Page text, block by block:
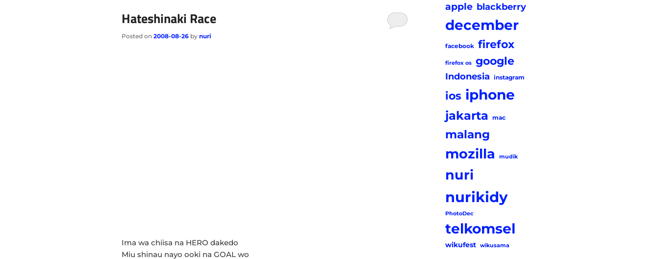
Hateshinaki Race
Posted on 2008-08-26 by nuri
Ima wa chiisa na HERO dakedo
Miu shinau nayo ooki na GOAL wo
apple blackberry
december
facebook firefox
firefox os google
Indonesia instagram
ios iphone
jakarta mac
malang
mozilla mudik
nuri
nurikidy
PhotoDec
telkomsel
wikufest wikusama